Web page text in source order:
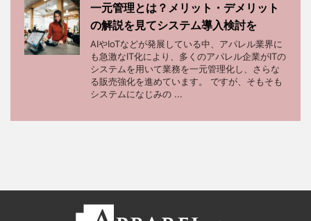
一元管理とは？メリット・デメリット
の解説を見てシステム導入検討を
AIやIoTなどが発展している中、アパレル業界に
も急激なIT化により、多くのアパレル企業がITの
システムを用いて業務を一元管理化し、さらな
る販売強化を進めています。 ですが、そもそも
システムになじみの ...